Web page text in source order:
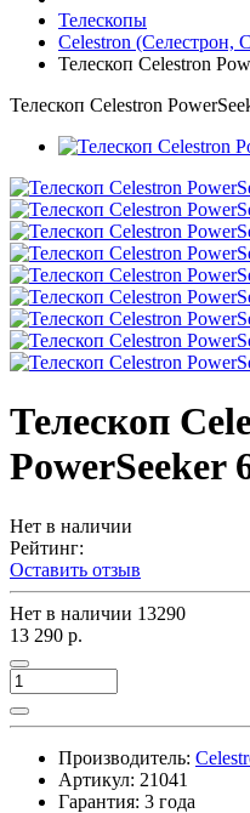
Телескопы
Celestron
Телескоп Celestron
Телескоп Celestron
Телескоп
PowerSeeker
Нет в наличии
Рейтинг:
Оставить отзыв
Нет в наличии 13290
13 290 р.
Производитель:
Артикул: 21041
Гарантия: 3 года